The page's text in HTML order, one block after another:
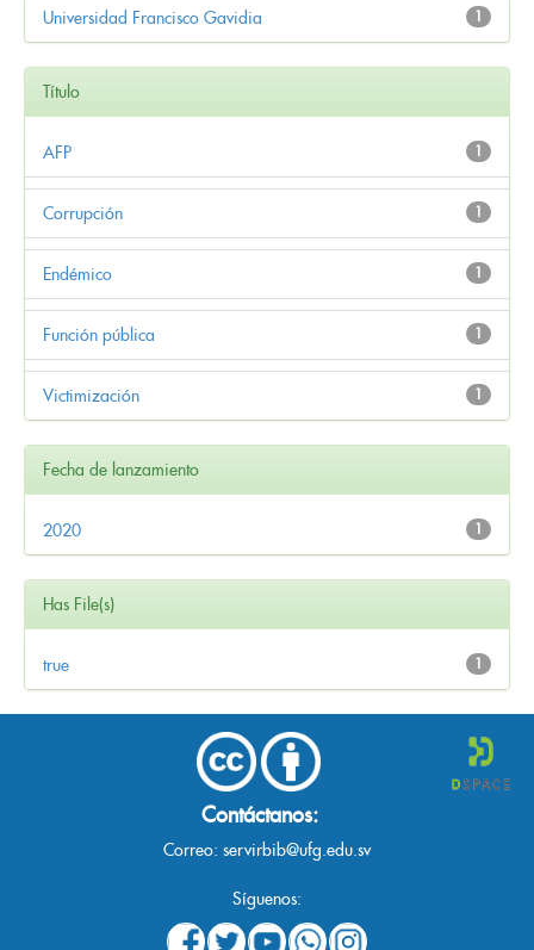
1
Universidad Francisco Gavidia
Título
1
AFP
1
Corrupción
1
Endémico
1
Función pública
1
Victimización
Fecha de lanzamiento
1
2020
Has File(s)
1
true
Contáctanos:
Correo: servirbib@ufg.edu.sv
Síguenos: